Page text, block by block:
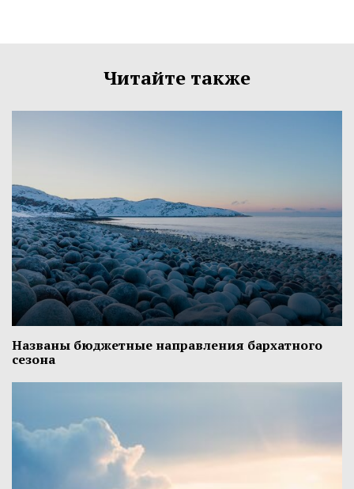
Читайте также
Названы бюджетные направления бархатного
сезона